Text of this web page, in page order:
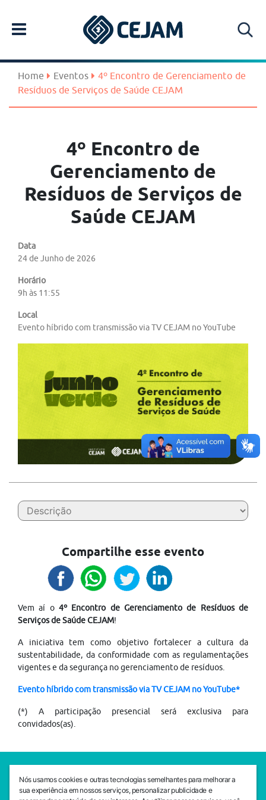
Home Eventos
4º Encontro de Gerenciamento de
Resíduos de Serviços de Saúde CEJAM
4º Encontro de
Gerenciamento de
Resíduos de Serviços de
Saúde CEJAM
Data
24 de Junho de 2026
Horário
9h às 11:55
Local
Evento híbrido com transmissão via TV CEJAM no YouTube
Compartilhe esse evento
Vem aí o 4º Encontro de Gerenciamento de Resíduos de
Serviços de Saúde CEJAM!
A iniciativa tem como objetivo fortalecer a cultura da
sustentabilidade, da conformidade com as regulamentações
vigentes e da segurança no gerenciamento de resíduos.
Evento híbrido com transmissão via TV CEJAM no YouTube*
(*) A participação presencial será exclusiva para
convidados(as).
SEDE CEJAM
Av. da Liberdade, 765, Liberdade, São Paulo, 01503-001
Nós usamos cookies e outras tecnologias semelhantes para melhorar a
sua experiência em nossos serviços, personalizar publicidade e